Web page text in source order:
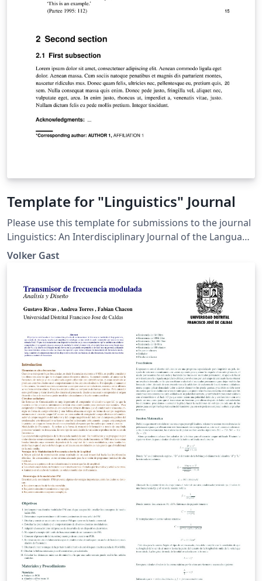
Template for "Linguistics" Journal
Please use this template for submissions to the journal
Linguistics: An Interdisciplinary Journal of the Language
Sciences"
Volker Gast